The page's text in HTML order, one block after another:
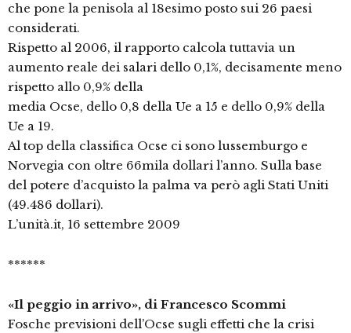
che pone la penisola al 18esimo posto sui 26 paesi
considerati.
Rispetto al 2006, il rapporto calcola tuttavia un
aumento reale dei salari dello 0,1%, decisamente meno
rispetto allo 0,9% della
media Ocse, dello 0,8 della Ue a 15 e dello 0,9% della
Ue a 19.
Al top della classifica Ocse ci sono lussemburgo e
Norvegia con oltre 66mila dollari l’anno. Sulla base
del potere d’acquisto la palma va però agli Stati Uniti
(49.486 dollari).
L’unità.it, 16 settembre 2009
******
«Il peggio in arrivo», di Francesco Scommi
Fosche previsioni dell’Ocse sugli effetti che la crisi